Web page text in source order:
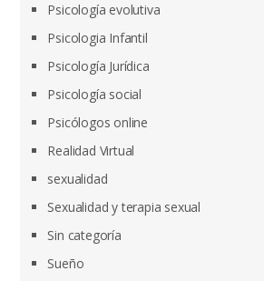
Psicología evolutiva
Psicologia Infantil
Psicología Jurídica
Psicología social
Psicólogos online
Realidad Virtual
sexualidad
Sexualidad y terapia sexual
Sin categoría
Sueño